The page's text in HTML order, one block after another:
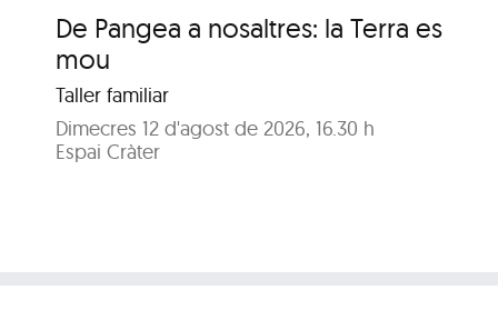
De Pangea a nosaltres: la Terra es
mou
Taller familiar
Dimecres 12 d'agost de 2026, 16.30 h
Espai Cràter